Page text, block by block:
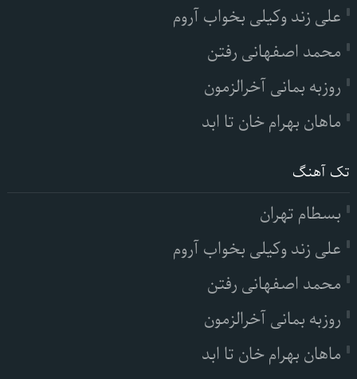
علی زند وکیلی بخواب آروم
محمد اصفهانی رفتن
روزبه بمانی آخرالزمون
ماهان بهرام خان تا ابد
تک آهنگ
بسطام تهران
علی زند وکیلی بخواب آروم
محمد اصفهانی رفتن
روزبه بمانی آخرالزمون
ماهان بهرام خان تا ابد